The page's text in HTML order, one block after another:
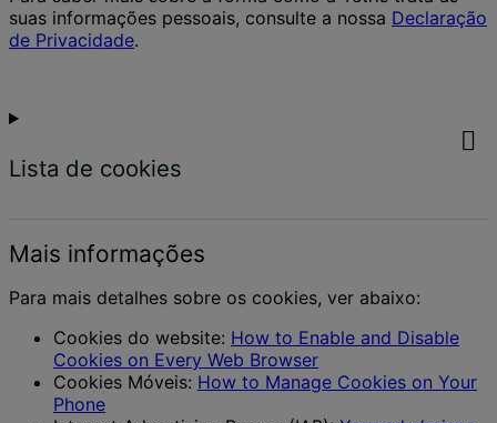
suas informações pessoais, consulte a nossa Declaração
de Privacidade.
Lista de cookies
Mais informações
Para mais detalhes sobre os cookies, ver abaixo:
Cookies do website: How to Enable and Disable
Cookies on Every Web Browser
Cookies Móveis: How to Manage Cookies on Your
Phone